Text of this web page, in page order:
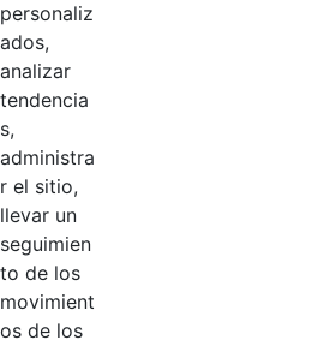
personaliz
ados,
analizar
tendencia
s,
administra
r el sitio,
llevar un
seguimien
to de los
movimient
os de los